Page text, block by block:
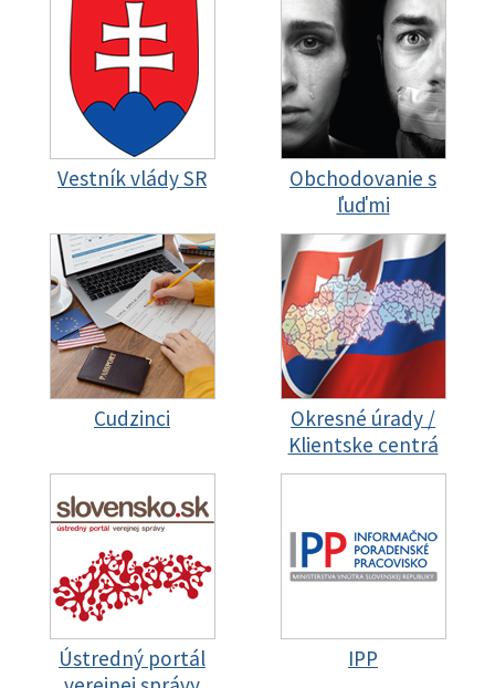
Vestník vlády SR
Obchodovanie s
ľuďmi
Cudzinci
Okresné úrady /
Klientske centrá
Ústredný portál
IPP